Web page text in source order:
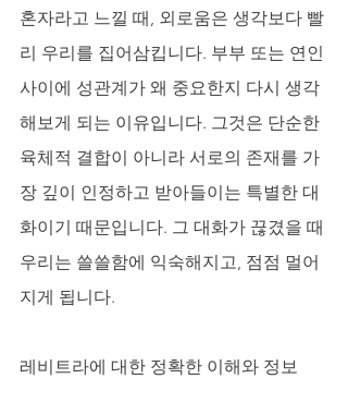
혼자라고 느낄 때, 외로움은 생각보다 빨
리 우리를 집어삼킵니다. 부부 또는 연인
사이에 성관계가 왜 중요한지 다시 생각
해보게 되는 이유입니다. 그것은 단순한
육체적 결합이 아니라 서로의 존재를 가
장 깊이 인정하고 받아들이는 특별한 대
화이기 때문입니다. 그 대화가 끊겼을 때
우리는 쓸쓸함에 익숙해지고, 점점 멀어
지게 됩니다.
레비트라에 대한 정확한 이해와 정보